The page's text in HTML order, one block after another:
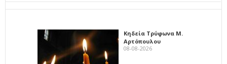
Κηδεία Τρύφωνα Μ.
Αρτόπουλου
08-08-2026